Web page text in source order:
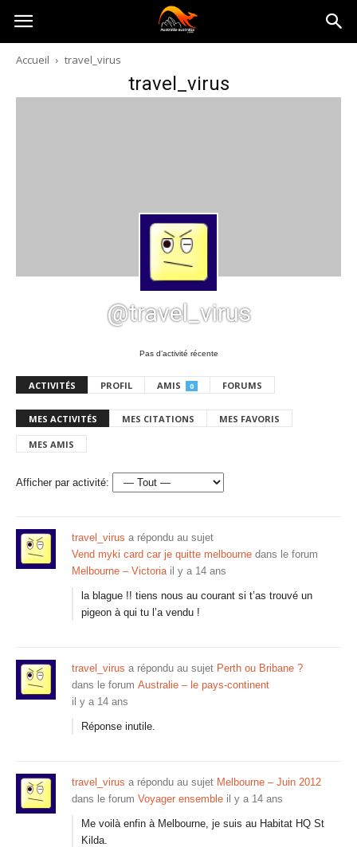
Australia-
australie.com
Accueil travel_virus
travel_virus
@travel_virus
Pas d’activité récente
ACTIVITÉS PROFIL AMIS 0 FORUMS
MES ACTIVITÉS MES CITATIONS MES FAVORIS
MES AMIS
Afficher par activité:
travel_virus a répondu au sujet
Vend myki card car je quitte melbourne dans le forum
Melbourne – Victoria il y a 14 ans
la blague !! tiens nous au courant si t’as trouvé un
pigeon à qui tu l’a vendu !
travel_virus a répondu au sujet Perth ou Bribane ?
dans le forum Australie – le pays-continent
il y a 14 ans
Réponse inutile.
travel_virus a répondu au sujet Melbourne – Juin 2012
dans le forum Voyager ensemble il y a 14 ans
Me voilà enfin à Melbourne, je suis au Habitat HQ St
Kilda.